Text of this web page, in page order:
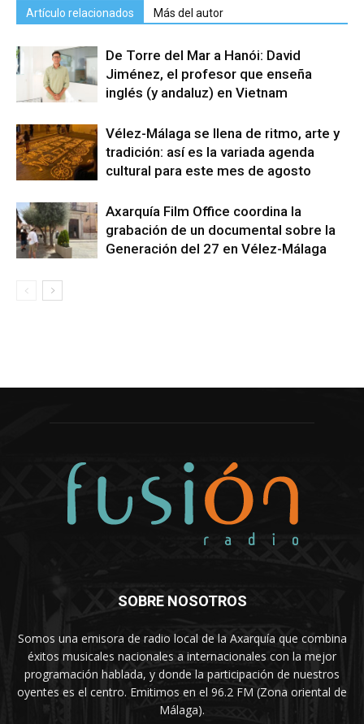
Artículo relacionados Más del autor
De Torre del Mar a Hanói: David
Jiménez, el profesor que enseña
inglés (y andaluz) en Vietnam
Vélez-Málaga se llena de ritmo, arte y
tradición: así es la variada agenda
cultural para este mes de agosto
Axarquía Film Office coordina la
grabación de un documental sobre la
Generación del 27 en Vélez-Málaga
SOBRE NOSOTROS
Somos una emisora de radio local de la Axarquía que combina
éxitos musicales nacionales a internacionales con la mejor
programación hablada, y donde la participación de nuestros
oyentes es el centro. Emitimos en el 96.2 FM (Zona oriental de
Málaga).